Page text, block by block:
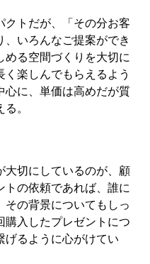
クトだが、「その分お客
いろんなご提案ができ
める空間づくりを大切に
楽しんでもらえるよう
心に、単価は高めだが質
。
大切にしているのが、顧
の依頼であれば、誰に
の背景についてもしっ
入したプレゼントにつ
げるように心がけてい